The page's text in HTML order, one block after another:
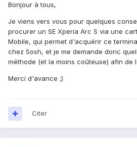
Bonjour à tous,
Je viens vers vous pour quelques
procurer un SE Xperia Arc S via une
Mobile, qui permet d'acquérir ce
chez Sosh, et je me demande donc
méthode (et la moins coûteuse) afin de
Merci d'avance ;)
Citer